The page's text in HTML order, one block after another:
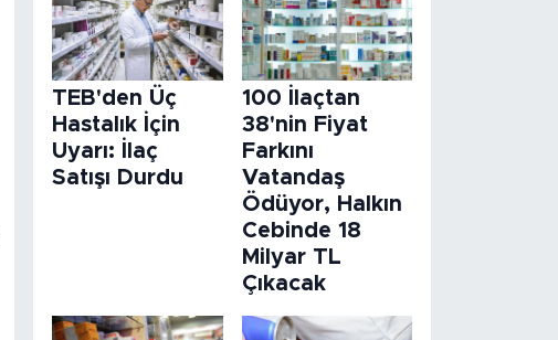
TEB'den Üç
Hastalık İçin
Uyarı: İlaç
Satışı Durdu
100 İlaçtan
38'nin Fiyat
Farkını
Vatandaş
Ödüyor, Halkın
Cebinde 18
Milyar TL
Çıkacak